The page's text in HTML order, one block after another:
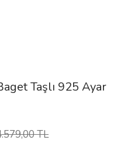
Taşlı 925 Ayar
TL